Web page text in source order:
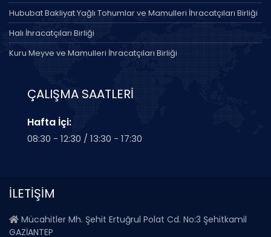
Hububat Bakliyat Yağlı Tohumlar ve Mamulleri İhracatçıları Birliği
Halı İhracatçıları Birliği
Kuru Meyve ve Mamulleri İhracatçıları Birliği
ÇALIŞMA SAATLERİ
Hafta İçi:
08:30 - 12:30 / 13:30 - 17:30
İLETİŞİM
Mücahitler Mh. Şehit Ertuğrul Polat Cd. No:3 Şehitkamil
GAZİANTEP